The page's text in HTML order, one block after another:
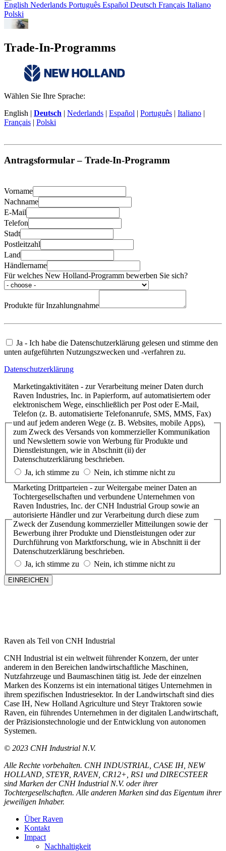
English Nederlands Português Español Deutsch Français Italiano
Polski
Trade-In-Programms
Wählen Sie Ihre Sprache:
English | Deutsch | Nederlands | Español | Português | Italiano |
Français | Polski
Antragsformular – Trade-In-Programm
Vorname
Nachname
E-Mail
Telefon
Stadt
Postleitzahl
Land
Händlername
Für welches New Holland-Programm bewerben Sie sich?
Produkte für Inzahlungnahme
Ja - Ich habe die Datenschutzerklärung gelesen und stimme den
unten aufgeführten Nutzungszwecken und -verfahren zu.
Datenschutzerklärung
Marketingaktivitäten - zur Verarbeitung meiner Daten durch
Raven Industries, Inc. in Papierform, auf automatisiertem oder
elektronischem Wege, einschließlich per Post oder E-Mail,
Telefon (z. B. automatisierte Telefonanrufe, SMS, MMS, Fax)
und auf jedem anderen Wege (z. B. Websites, mobile Apps),
zum Zweck des Versands von kommerzieller Kommunikation
und Newslettern sowie von Werbung für Produkte und
Dienstleistungen, wie in Abschnitt (ii) der
Datenschutzerklärung beschrieben.
Ja, ich stimme zu
Nein, ich stimme nicht zu
Marketing Drittparteien - zur Weitergabe meiner Daten an
Tochtergesellschaften und verbundene Unternehmen von
Raven Industries, Inc. der CNH Industrial Group sowie an
autorisierte Händler und zur Verarbeitung durch diese zum
Zweck der Zusendung kommerzieller Mitteilungen sowie der
Bewerbung ihrer Produkte und Dienstleistungen oder zur
Durchführung von Marktforschung, wie in Abschnitt ii der
Datenschutzerklärung beschrieben.
Ja, ich stimme zu
Nein, ich stimme nicht zu
EINREICHEN
Raven als Teil von CNH Industrial
CNH Industrial ist ein weltweit führender Konzern, der unter
anderem in den Bereichen landwirtschaftliche Maschinen,
Nutzfahrzeuge und Baumaschinen tätig ist. Jede der einzelnen
Marken des Konzerns ist ein international tätiges Unternehmen in
ihrem spezifischen Industriesektor. In der Landwirtschaft sind dies
Case IH, New Holland Agriculture und Steyr Traktoren sowie
Raven, ein führendes Unternehmen in der digitalen Landwirtschaft,
der Präzisionstechnologie und der Entwicklung von autonomen
Systemen.
© 2023 CNH Industrial N.V.
Alle Rechte vorbehalten. CNH INDUSTRIAL, CASE IH, NEW
HOLLAND, STEYR, RAVEN, CR12+, RS1 und DIRECSTEER
sind Marken der CNH Industrial N.V. oder ihrer
Tochtergesellschaften. Alle anderen Marken sind das Eigentum ihrer
jeweiligen Inhaber.
Über Raven
Kontakt
Impact
Nachhaltigkeit